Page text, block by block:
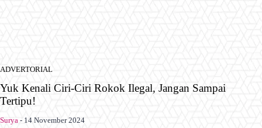
ADVERTORIAL
Yuk Kenali Ciri-Ciri Rokok Ilegal, Jangan Sampai
Tertipu!
Surya - 14 November 2024